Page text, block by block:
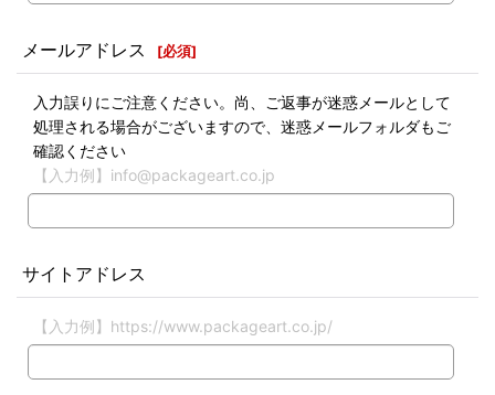
メールアドレス [必須]
入力誤りにご注意ください。尚、ご返事が迷惑メールとして
処理される場合がございますので、迷惑メールフォルダもご
確認ください
【入力例】info@packageart.co.jp
サイトアドレス
【入力例】https://www.packageart.co.jp/